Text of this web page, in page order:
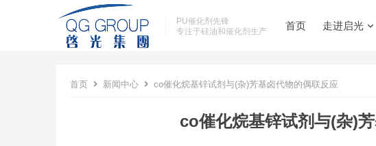
PU催化剂先锋
专注于硅油和催化剂生产
首页 走进启光
首页 新闻中心 co催化烷基锌试剂与(杂)芳基卤代物的偶联反应
co催化烷基锌试剂与(杂)